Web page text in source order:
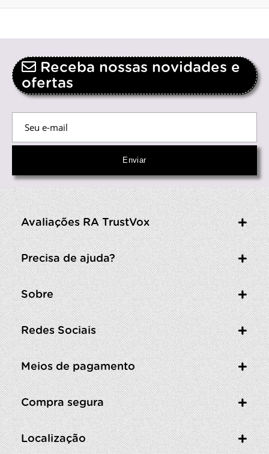
Receba nossas novidades e
ofertas
Avaliações RA TrustVox
Precisa de ajuda?
Sobre
Redes Sociais
Meios de pagamento
Compra segura
Localização